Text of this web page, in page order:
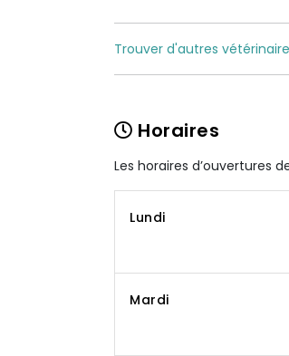
Trouver d'autres
Horaires
Les horaires d’ouvertures
Lundi
Mardi